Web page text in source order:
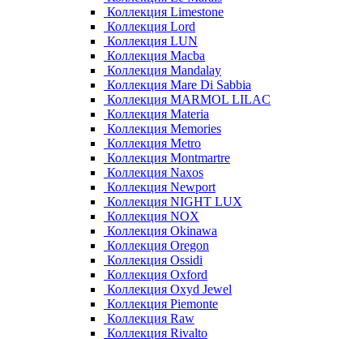
Коллекция Limestone
Коллекция Lord
Коллекция LUN
Коллекция Macba
Коллекция Mandalay
Коллекция Mare Di Sabbia
Коллекция MARMOL LILAC
Коллекция Materia
Коллекция Memories
Коллекция Metro
Коллекция Montmartre
Коллекция Naxos
Коллекция Newport
Коллекция NIGHT LUX
Коллекция NOX
Коллекция Okinawa
Коллекция Oregon
Коллекция Ossidi
Коллекция Oxford
Коллекция Oxyd Jewel
Коллекция Piemonte
Коллекция Raw
Коллекция Rivalto